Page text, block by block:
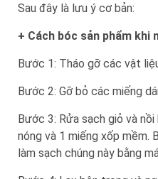
Sau đây là lưu ý cơ bản:
+ Cách bóc sản phẩm khi
Bước 1: Tháo gỡ các vật
Bước 2: Gỡ bỏ các miếng
Bước 3: Rửa sạch giỏ và
nóng và 1 miếng xốp mềm.
làm sạch chúng này bằng